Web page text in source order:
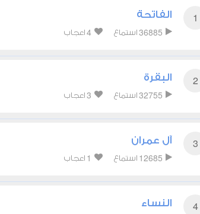
1 الفاتحة
36885 استماع 4 اعجاب
2 البقرة
32755 استماع 3 اعجاب
3 آل عمران
12685 استماع 1 اعجاب
4 النساء